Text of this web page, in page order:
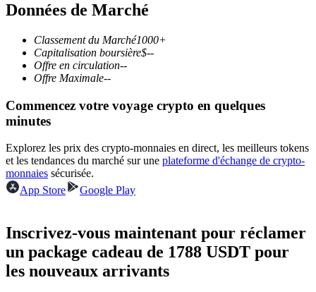
premières
Futures USDC
Données de Marché
Classement du Marché1000+
Capitalisation boursière$--
Offre en circulation--
Offre Maximale--
Commencez votre voyage crypto en quelques
minutes
Explorez les prix des crypto-monnaies en direct, les meilleurs tokens
et les tendances du marché sur une plateforme d'échange de crypto-
monnaies sécurisée.
App Store
Google Play
Inscrivez-vous maintenant pour réclamer
un package cadeau de 1788 USDT pour
les nouveaux arrivants